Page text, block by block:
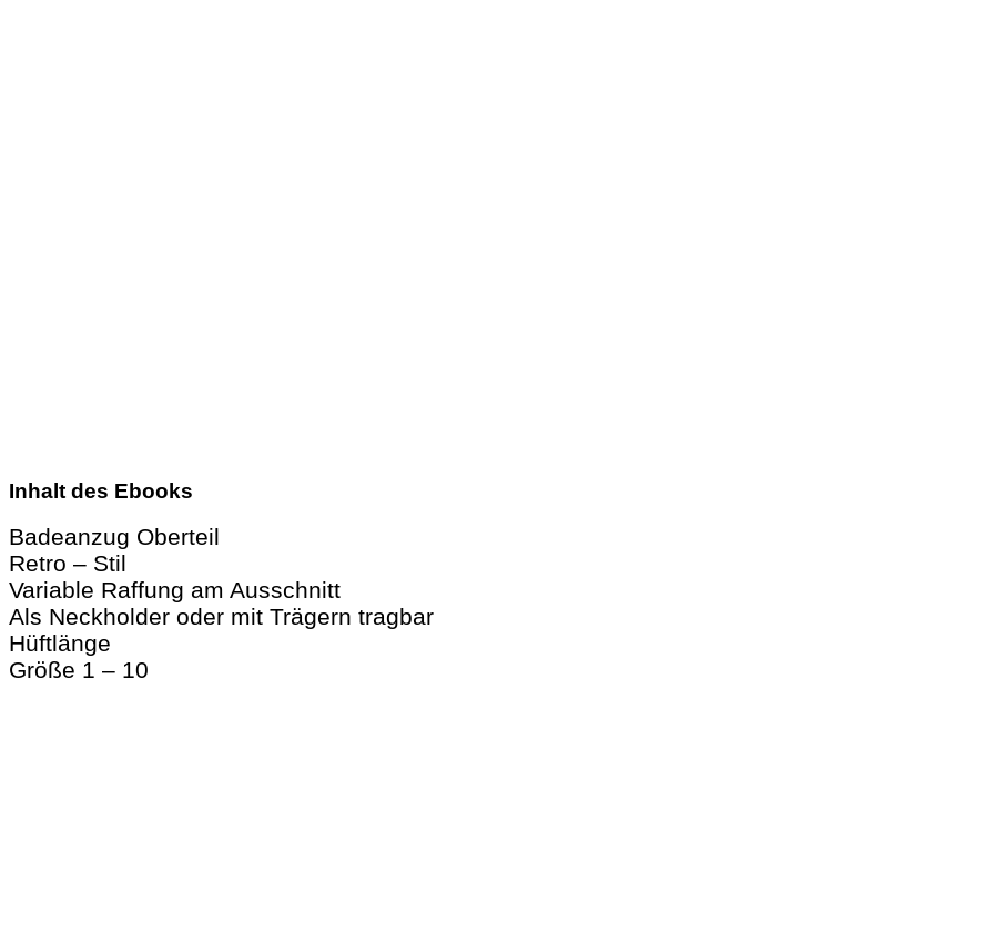
Inhalt des Ebooks
Badeanzug Oberteil
Retro – Stil
Variable Raffung am Ausschnitt
Als Neckholder oder mit Trägern tragbar
Hüftlänge
Größe 1 – 10